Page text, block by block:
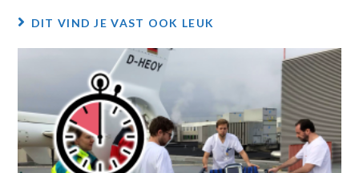
DIT VIND JE VAST OOK LEUK